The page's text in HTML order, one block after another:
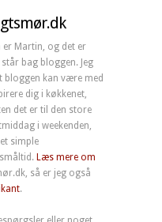
er Martin, og det er
bag bloggen. Jeg
bloggen kan være med
dig i køkkenet,
det er til den store
i weekenden,
simple
Læs mere om
så er jeg også
.